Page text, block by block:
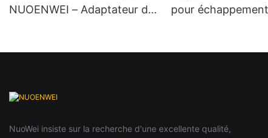
NUOENWEI – Adaptateur de
aéronautiques pour
sol
pour
NuoWei insiste sur la recherche d'une excellente qualité,